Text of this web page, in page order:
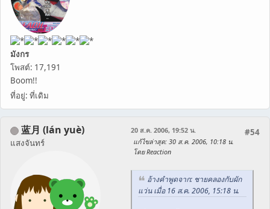
มังกร
โพสต์: 17,191
Boom!!
ที่อยู่: ที่เดิม
蓝月 (lán yuè)
แสงจันทร์
#54
20 ส.ค. 2006, 19:52 น.
แก้ไขล่าสุด: 30 ส.ค. 2006, 10:18 น.
โดย Reaction
อ้างคำพูดจาก: ชายคลองกับผัก
แว่น เมื่อ 16 ส.ค. 2006, 15:18 น.